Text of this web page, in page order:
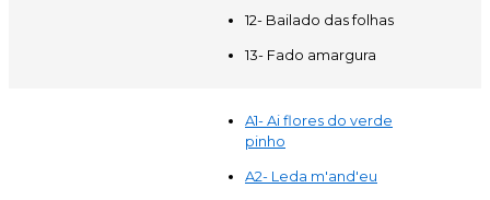
12- Bailado das folhas
13- Fado amargura
A1- Ai flores do verde
pinho
A2- Leda m'and'eu